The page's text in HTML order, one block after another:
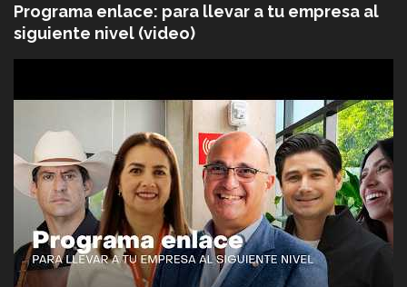
Programa enlace: para llevar a tu empresa al
siguiente nivel (video)